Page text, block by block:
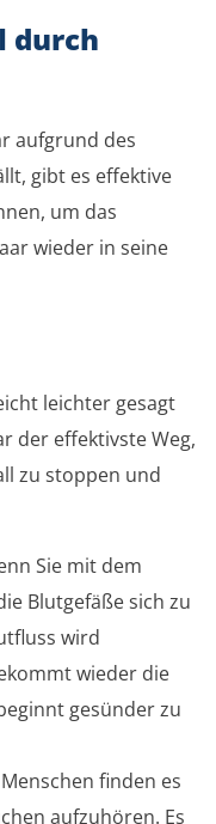
durch
aufgrund des
gibt es effektive
um das
wieder in seine
leichter gesagt
der effektivste Weg,
zu stoppen und
Sie mit dem
Blutgefäße sich zu
wird
wieder die
gesünder zu
finden es
aufzuhören. Es